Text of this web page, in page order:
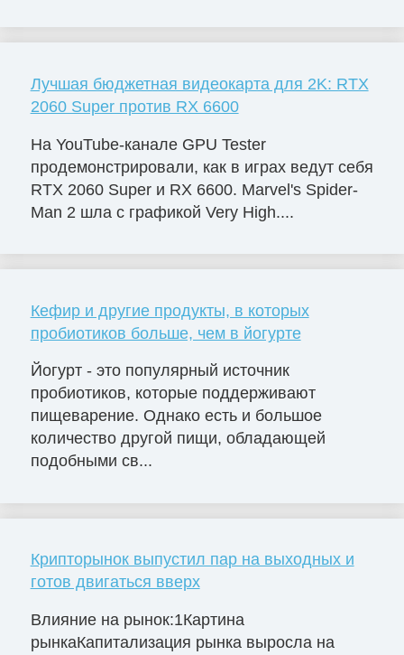
Лучшая бюджетная видеокарта для 2K: RTX
2060 Super против RX 6600
На YouTube-канале GPU Tester
продемонстрировали, как в играх ведут себя
RTX 2060 Super и RX 6600. Marvel's Spider-
Man 2 шла с графикой Very High....
Кефир и другие продукты, в которых
пробиотиков больше, чем в йогурте
Йогурт - это популярный источник
пробиотиков, которые поддерживают
пищеварение. Однако есть и большое
количество другой пищи, обладающей
подобными св...
Крипторынок выпустил пар на выходных и
готов двигаться вверх
Влияние на рынок:1Картина
рынкаКапитализация рынка выросла на